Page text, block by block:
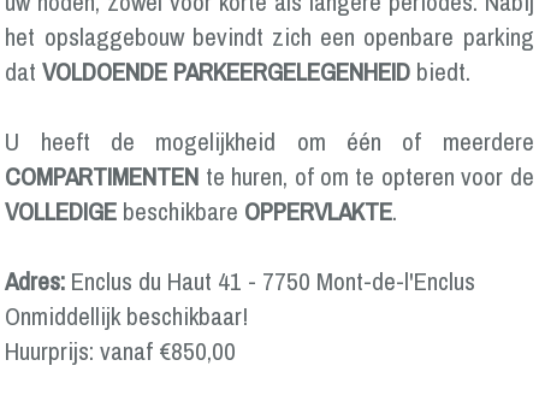
het opslaggebouw bevindt zich een openbare parking
datVOLDOENDE PARKEERGELEGENHEID biedt.
U heeft de mogelijkheid om één of meerdere
COMPARTIMENTEN te huren, of om te opteren voor de
VOLLEDIGE beschikbare OPPERVLAKTE.
Adres: Enclus du Haut 41 - 7750 Mont-de-l'Enclus
Onmiddellijk beschikbaar!
Huurprijs: vanaf €850,00